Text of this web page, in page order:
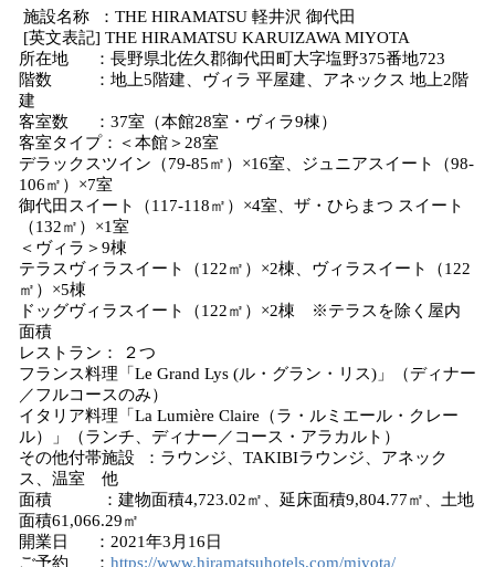
施設名称 ：THE HIRAMATSU 軽井沢 御代田
[英文表記] THE HIRAMATSU KARUIZAWA MIYOTA
所在地 ：長野県北佐久郡御代田町大字塩野375番地723
階数 ：地上5階建、ヴィラ 平屋建、アネックス 地上2階
建
客室数 ：37室（本館28室・ヴィラ9棟）
客室タイプ：＜本館＞28室
デラックスツイン（79-85㎡）×16室、ジュニアスイート（98-
106㎡）×7室
御代田スイート（117-118㎡）×4室、ザ・ひらまつ スイート
（132㎡）×1室
＜ヴィラ＞9棟
テラスヴィラスイート（122㎡）×2棟、ヴィラスイート（122
㎡）×5棟
ドッグヴィラスイート（122㎡）×2棟 ※テラスを除く屋内
面積
レストラン： ２つ
フランス料理「Le Grand Lys (ル・グラン・リス)」（ディナー
／フルコースのみ）
イタリア料理「La Lumière Claire（ラ・ルミエール・クレー
ル）」（ランチ、ディナー／コース・アラカルト）
その他付帯施設 ：ラウンジ、TAKIBIラウンジ、アネック
ス、温室 他
面積 ：建物面積4,723.02㎡、延床面積9,804.77㎡、土地
面積61,066.29㎡
開業日 ：2021年3月16日
ご予約 ： https://www.hiramatsuhotels.com/miyota/